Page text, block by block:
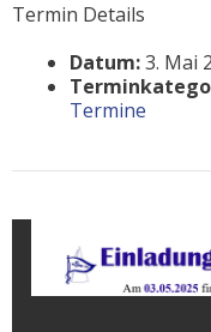
Termin Details
Datum:3. Mai
Termine